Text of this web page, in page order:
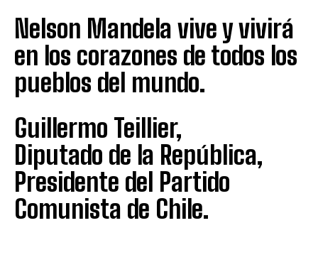
Nelson Mandela vive y vivirá
en los corazones de todos los
pueblos del mundo.
Guillermo Teillier,
Diputado de la República,
Presidente del Partido
Comunista de Chile.